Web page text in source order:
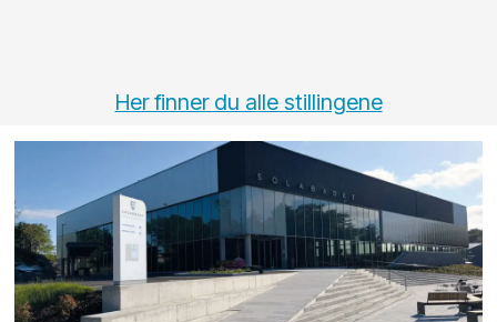
Her finner du alle stillingene